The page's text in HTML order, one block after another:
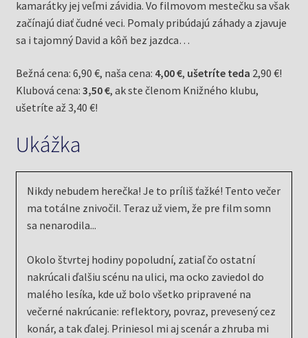
kamarátky jej veľmi závidia. Vo filmovom mestečku sa však
začínajú diať čudné veci. Pomaly pribúdajú záhady a zjavuje
sa i tajomný David a kôň bez jazdca…
Bežná cena: 6,90 €, naša cena: 4,00 €, ušetríte teda 2,90 €!
Klubová cena: 3,50 €, ak ste členom Knižného klubu,
ušetríte až 3,40 €!
Ukážka
Nikdy nebudem herečka! Je to príliš ťažké! Tento večer
ma totálne znivočil. Teraz už viem, že pre film somn
sa nenarodila...
Okolo štvrtej hodiny popoludní, zatiaľ čo ostatní
nakrúcali ďalšiu scénu na ulici, ma ocko zaviedol do
malého lesíka, kde už bolo všetko pripravené na
večerné nakrúcanie: reflektory, povraz, prevesený cez
konár, a tak ďalej. Priniesol mi aj scenár a zhruba mi